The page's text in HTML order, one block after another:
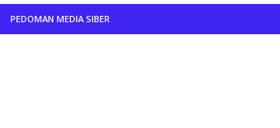
PEDOMAN MEDIA SIBER